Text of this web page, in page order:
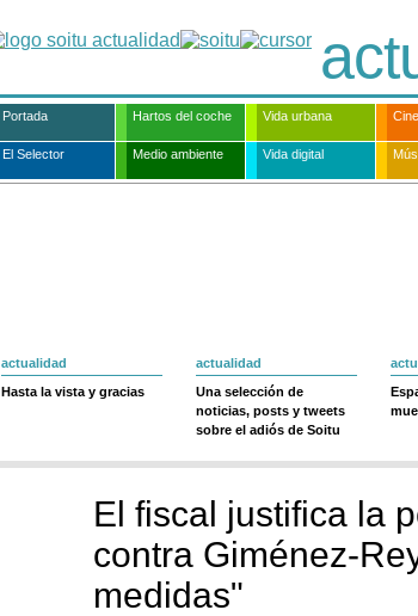
Portada Hartos del coche Vida urbana Cine
El Selector Medio ambiente Vida digital
actualidad
Hasta la vista y gracias
actualidad
Una selección de
noticias, posts y tweets
sobre el adiós de Soitu
El fiscal justifica la
contra Giménez-
medidas"